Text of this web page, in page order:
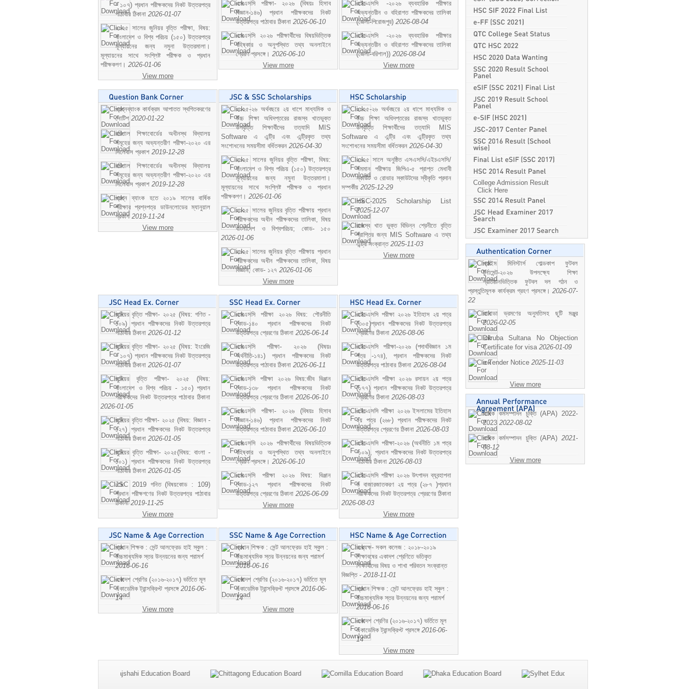
- ১০৭) প্রধান পরীক্ষকদের নিকট উত্তরপত্র
পাঠাবার ঠিকানা 2026-01-07
২০২৫ সালের জুনিয়র বৃত্তি পরীক্ষা, বিষয়:
বাংলাদেশ ও বিশ্ব পরিচয় (১৫০) উত্তরপত্র
মূল্যায়নের জন্য নমুনা উত্তরমালা।
মূল্যায়নের সাথে সংশ্লিষ্ট পরীক্ষক ও প্রধান
পরীক্ষকগণ। 2026-01-06
View more
এসএসসি পরীক্ষা- ২০২৬ (বিষয়ঃ হিসাব
বিজ্ঞান-১৪৬) প্রধান পরীক্ষকদের নিকট
উত্তরপত্র পাঠাবার ঠিকানা 2026-06-10
এসএসসি ২০২৬ পরীক্ষার্থীদের বিষয়ভিত্তিক
বহিষ্কার ও অনুপস্থিত তথ্য অনলাইনে
প্রেরণ প্রসঙ্গে। 2026-06-10
View more
এইচএসসি -২০২৬ ব্যবহারিক পরীক্ষার
অভ্যন্তরীন ও বহিরাগত পরীক্ষকদের তালিকা
(জেলা-পিরোজপুর) 2026-08-04
এইচএসসি -২০২৬ ব্যবহারিক পরীক্ষার
অভ্যন্তরীন ও বহিরাগত পরীক্ষকদের তালিকা
(জেলা-বরিশাল)) 2026-08-04
View more
প্রশ্নব্যাংক কার্যক্রম আপাতত স্থগিতকরণের
নোটিশ 2020-01-22
বরিশাল শিক্ষাবোর্ডের অধীনস্থ বিদ্যালয়
সমূহের জন্য অভ্যন্তরীণ পরীক্ষা-২০২০ এর
সিলেবাস প্রকাশ 2019-12-28
বরিশাল শিক্ষাবোর্ডের অধীনস্থ বিদ্যালয়
সমূহের জন্য অভ্যন্তরীণ পরীক্ষা-২০২০ এর
সিলেবাস প্রকাশ 2019-12-28
প্রশ্ন ব্যাংক হতে ২০১৯ সালের বার্ষিক
পরীক্ষার প্রশ্নপত্র ডাউনলোডের ম্যানুয়াল
প্রকাশ 2019-11-24
View more
২০২৫-২৬ অর্থবছরে ২য় ধাপে মাধ্যমিক ও
উচ্চ শিক্ষা অধিদপ্তরের রাজস্ব খাতভুক্ত
উপবৃত্তি শিক্ষার্থীদের তত্যাদি MIS
Software এ এন্ট্রি এবং এন্ট্রিকৃত তথ্য
সংশোধনের সময়সীমা বর্ধিতকরন 2026-04-30
২০২৫ সালের জুনিয়র বৃত্তি পরীক্ষা, বিষয়:
বাংলাদেশ ও বিশ্ব পরিচয় (১৫০) উত্তরপত্র
মূল্যায়নের জন্য নমুনা উত্তরমালা।
মূল্যায়নের সাথে সংশ্লিষ্ট পরীক্ষক ও প্রধান
পরীক্ষকগণ। 2026-01-06
২০২৫ সালের জুনিয়র বৃত্তি পরীক্ষায় প্রধান
পরীক্ষকদের অধীন পরীক্ষকদের তালিকা, বিষয়
বাংলাদেশ ও বিশ্বপরিচয়; কোড- ১৫০
2026-01-06
২০২৫ সালের জুনিয়র বৃত্তি পরীক্ষায় প্রধান
পরীক্ষকদের অধীন পরীক্ষকদের তালিকা, বিষয়
বিজ্ঞান; কোড- ১২৭ 2026-01-06
View more
২০২৫-২৬ অর্থবছরে ২য় ধাপে মাধ্যমিক ও
উচ্চ শিক্ষা অধিদপ্তরের রাজস্ব খাতভুক্ত
উপবৃত্তি শিক্ষার্থীদের তত্যাদি MIS
Software এ এন্ট্রি এবং এন্ট্রিকৃত তথ্য
সংশোধনের সময়সীমা বর্ধিতকরন 2026-04-30
২০২৫ সালে অনুষ্ঠিত এসএসসি/এইচএসসি/
সমমান পরীক্ষায় জিপিএ-৫ প্রাপ্ত মেধাবী
স্কাউট ও রোভার স্কাউটদের স্বীকৃতি প্রদান
সম্পর্কীয় 2025-12-29
HSC-2025 Scholarship List
2025-12-07
রাজস্ব খাত ভুক্ত বিভিন্ন শ্রেনীতে বৃত্তি
প্রাপ্তির জন্য MIS Software এ তথ্য
এন্ট্রি সংক্রান্ত 2025-11-03
View more
জুনিয়র বৃত্তি পরীক্ষা- ২০২৫ (বিষয়: গণিত -
১০৯) প্রধান পরীক্ষকদের নিকট উত্তরপত্র
পাঠাবার ঠিকানা 2026-01-12
জুনিয়র বৃত্তি পরীক্ষা- ২০২৫ (বিষয়: ইংরেজি
- ১০৭) প্রধান পরীক্ষকদের নিকট উত্তরপত্র
পাঠাবার ঠিকানা 2026-01-07
জুনিয়র বৃত্তি পরীক্ষা- ২০২৫ (বিষয়:
বাংলাদেশ ও বিশ্ব পরিচয় - ১৫০) প্রধান
পরীক্ষকদের নিকট উত্তরপত্র পাঠাবার ঠিকানা
2026-01-05
জুনিয়র বৃত্তি পরীক্ষা- ২০২৫ (বিষয়: বিজ্ঞান -
১২৭) প্রধান পরীক্ষকদের নিকট উত্তরপত্র
পাঠাবার ঠিকানা 2026-01-05
জুনিয়র বৃত্তি পরীক্ষা- ২০২৫(বিষয়: বাংলা -
১০১) প্রধান পরীক্ষকদের নিকট উত্তরপত্র
পাঠাবার ঠিকানা 2026-01-05
JSC 2019 গনিত (বিষয়কোড : 109)
প্রধান পরীক্ষগণের নিকট উত্তরপত্র পাঠাবার
ঠিকানা2019-11-25
View more
এসএসসি পরীক্ষা ২০২৬ বিষয়: পৌরনীতি
কোড-১৪০ প্রধান পরীক্ষকদের নিকট
উত্তরপত্র প্রেরণের ঠিকানা 2026-06-14
এসএসসি পরীক্ষা- ২০২৬ (বিষয়ঃ
অর্থনীতি-১৪১) প্রধান পরীক্ষকদের নিকট
উত্তরপত্র পাঠাবার ঠিকানা 2026-06-11
এসএসসি পরীক্ষা ২০২৬ বিষয়:জীব বিঞ্জান
কোড-১৩৮ প্রধান পরীক্ষকদের নিকট
উত্তরপত্র প্রেরণের ঠিকানা 2026-06-10
এসএসসি পরীক্ষা- ২০২৬ (বিষয়ঃ হিসাব
বিজ্ঞান-১৪৬) প্রধান পরীক্ষকদের নিকট
উত্তরপত্র পাঠাবার ঠিকানা 2026-06-10
এসএসসি ২০২৬ পরীক্ষার্থীদের বিষয়ভিত্তিক
বহিষ্কার ও অনুপস্থিত তথ্য অনলাইনে
প্রেরণ প্রসঙ্গে। 2026-06-10
এসএসসি পরীক্ষা ২০২৬ বিষয়: বিঞ্জান
কোড-১২৭ প্রধান পরীক্ষকদের নিকট
উত্তরপত্র প্রেরণের ঠিকানা 2026-06-09
View more
এইচএসসি পরীক্ষা ২০২৬ ইতিহাস ২য় পত্র
(৩০৫)প্রধান পরীক্ষকদের নিকট উত্তরপত্র
প্রেরণের ঠিকানা 2026-08-06
এইচএসসি পরীক্ষা-২০২৬ (পদার্থবিজ্ঞান ১ম
পত্র -১৭৪), প্রধান পরীক্ষকদের নিকট
উত্তরপত্র পাঠাবার ঠিকানা 2026-08-04
এইচএসসি পরীক্ষা ২০২৬ রসায়ন ২য় পত্র
(১৭৭) প্রধান পরীক্ষকদের নিকট উত্তরপত্র
প্রেরণের ঠিকানা 2026-08-03
এইচএসসি পরীক্ষা ২০২৬ ইসলামের ইতিহাস
২য় পত্র (২৬৮) প্রধান পরীক্ষকদের নিকট
উত্তরপত্র প্রেরণের ঠিকানা 2026-08-03
এইচএসসি পরীক্ষা-২০২৬ (অর্থনীতি ১ম পত্র
-১০৯), প্রধান পরীক্ষকদের নিকট উত্তরপত্র
পাঠাবার ঠিকানা 2026-08-03
এইচএসসি পরীক্ষা ২০২৬ উৎপাদন ব্যবন্হাপনা
ও বাজারজাতকরণ ২য় পত্র (২৮৭ )প্রধান
পরীক্ষকদের নিকট উত্তরপত্র প্রেরণের ঠিকানা
2026-08-03
View more
প্রধান শিক্ষক : সেন্ট আলফ্রেড হাই স্কুল :
উচ্চমাধ্যমিক স্তর উন্নয়নের জন্য পরামর্শ
2016-06-16
একাদশ শ্রেণির (২০১৬-২০১৭) ভর্তিতে মূল
একাডেমিক ট্রান্সক্রিপ্ট প্রসঙ্গে 2016-06-
14
View more
প্রধান শিক্ষক : সেন্ট আলফ্রেড হাই স্কুল :
উচ্চমাধ্যমিক স্তর উন্নয়নের জন্য পরামর্শ
2016-06-16
একাদশ শ্রেণির (২০১৬-২০১৭) ভর্তিতে মূল
একাডেমিক ট্রান্সক্রিপ্ট প্রসঙ্গে 2016-06-
14
View more
অধ্যক্ষ- সকল কলেজ : ২০১৮-২০১৯
শিক্ষাবষের একাদশ শ্রেণিতে ভতিকৃত
শিক্ষাথীদের বিষয় ও শাখা পরিবতন সংক্রান্ত
বিজ্ঞপ্তি - 2018-11-01
প্রধান শিক্ষক : সেন্ট আলফ্রেড হাই স্কুল :
উচ্চমাধ্যমিক স্তর উন্নয়নের জন্য পরামর্শ
2016-06-16
একাদশ শ্রেণির (২০১৬-২০১৭) ভর্তিতে মূল
একাডেমিক ট্রান্সক্রিপ্ট প্রসঙ্গে 2016-06-
14
View more
College Admission Result
Click Here
প্রাইম মিনিস্টার্স গোল্ডকাপ ফুটবল
টুর্নামেন্ট-২০২৬ উপলক্ষ্যে শিক্ষা
প্রতিষ্ঠানভিত্তিক ফুটবল দল গঠন ও
প্রস্তুতিমূলক কার্যক্রম গ্রহণ প্রসঙ্গে। 2026-07-
22
কানাডা ভ্রমণের অনুমতিসহ ছুটি মঞ্জুর
2026-02-05
Dilruba Sultana No Objection
Certificate for visa 2026-01-09
e-Tender Notice 2025-11-03
View more
বাষিক কর্মসম্পাদন চুক্তি (APA) 2022-
2023 2022-08-02
বাষিক কর্মসম্পাদন চুক্তি (APA) 2021-
08-12
View more